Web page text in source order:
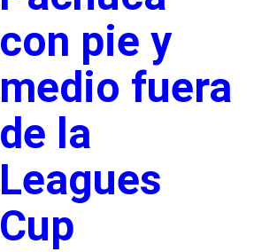
con pie y
medio fuera
de la
Leagues
Cup